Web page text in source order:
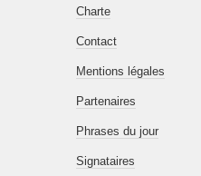
Charte
Contact
Mentions légales
Partenaires
Phrases du jour
Signataires